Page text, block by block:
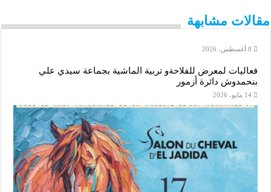
k
n
e
p مقالات مشابهة
8 أغسطس، 2026
فعاليات لمعرض للفلاحةو تربية الماشية بجماعة سيدي علي
بنحمدوش دائرة أزمور
14 مايو، 2026